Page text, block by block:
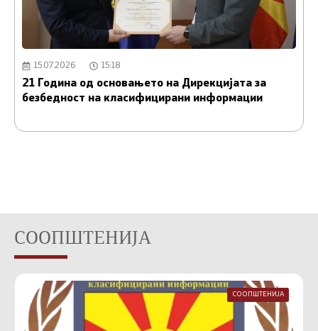
15.07.2026 15:18
21 Година од основањето на Дирекцијата за
безбедност на класифицирани информации
СООПШТЕНИЈА
СООПШТЕНИЈА